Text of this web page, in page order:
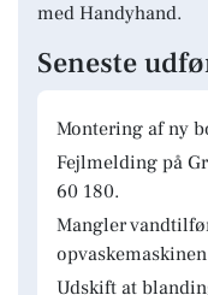
med Handyhand.
Seneste
Montering af ny
Fejlmelding på
60 180.
Mangler
opvaskemaskinen
Udskift at